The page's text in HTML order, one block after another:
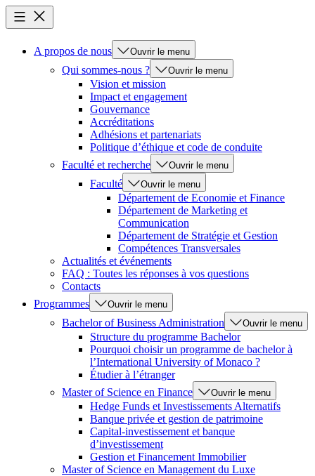
A propos de nous Ouvrir le menu
Qui sommes-nous ? Ouvrir le menu
Vision et mission
Impact et engagement
Gouvernance
Accréditations
Adhésions et partenariats
Politique d’éthique et code de conduite
Faculté et recherche
Ouvrir le menu
Faculté Ouvrir le menu
Département de Economie et Finance
Département de Marketing et
Communication
Département de Stratégie et Gestion
Compétences Transversales
Actualités et événements
FAQ : Toutes les réponses à vos questions
Contacts
Programmes
Ouvrir le menu
Bachelor of Business Administration Ouvrir le menu
Structure du programme Bachelor
Pourquoi choisir un programme de bachelor à
l’International University of Monaco ?
Étudier à l’étranger
Master of Science en Finance
Ouvrir le menu
Hedge Funds et Investissements Alternatifs
Banque privée et gestion de patrimoine
Capital-investissement et banque
d’investissement
Gestion et Financement Immobilier
Master of Science en Management du Luxe